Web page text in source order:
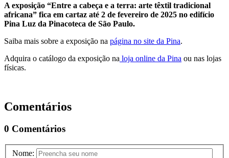
A exposição “Entre a cabeça e a terra: arte têxtil tradicional
africana” fica em cartaz até 2 de fevereiro de 2025 no edifício
Pina Luz da Pinacoteca de São Paulo.
Saiba mais sobre a exposição na página no site da Pina.
Adquira o catálogo da exposição na loja online da Pina ou nas lojas
físicas.
Comentários
0 Comentários
Nome: